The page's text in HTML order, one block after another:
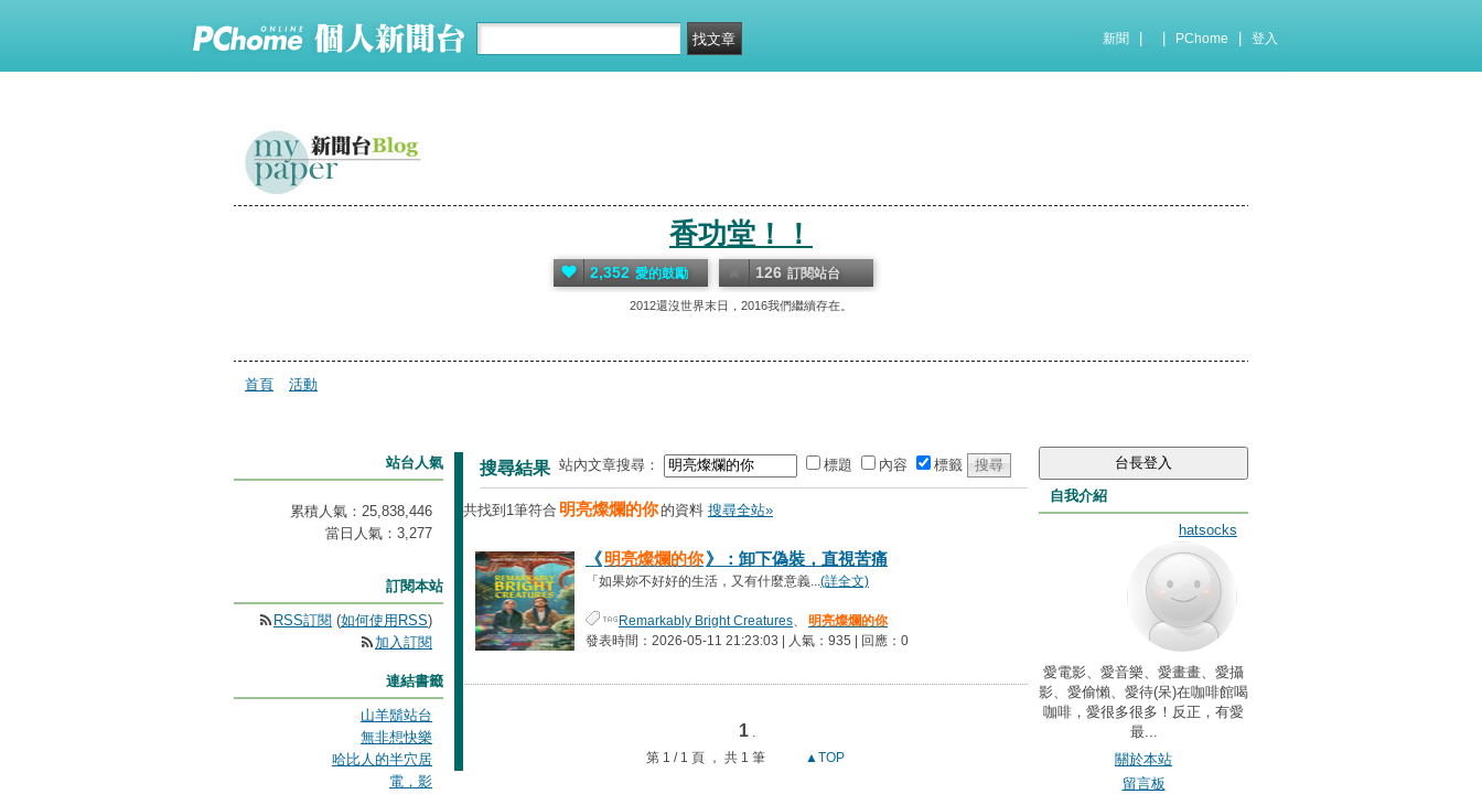
新聞 PChome 登入
香功堂！！
2012還沒世界末日，2016我們繼續存在。
2,352 愛的鼓勵 126 訂閱站台
首頁 活動
搜尋結果 站內文章搜尋： 標題 內容 標籤
共找到1筆符合 明亮燦爛的你 的資料 搜尋全站»
《明亮燦爛的你》：卸下偽裝，直視苦痛
「如果妳不好好的生活，又有什麼意義...(詳全文)
Remarkably Bright Creatures、
明亮燦爛的你
發表時間：2026-05-11 21:23:03 | 人氣：935 | 回應：0
1 .
第 1 / 1 頁 ， 共 1 筆
▲TOP
自我介紹
hatsocks
愛電影、愛音樂、愛畫畫、愛攝
影、愛偷懶、愛待(呆)在咖啡館喝
咖啡，愛很多很多！反正，有愛
最...
關於本站
留言板
站台人氣
累積人氣： 25,838,446
當日人氣： 3,277
訂閱本站
RSS訂閱 (如何使用RSS)
加入訂閱
連結書籤
山羊鬍站台
無非想快樂
哈比人的半穴居
電，影